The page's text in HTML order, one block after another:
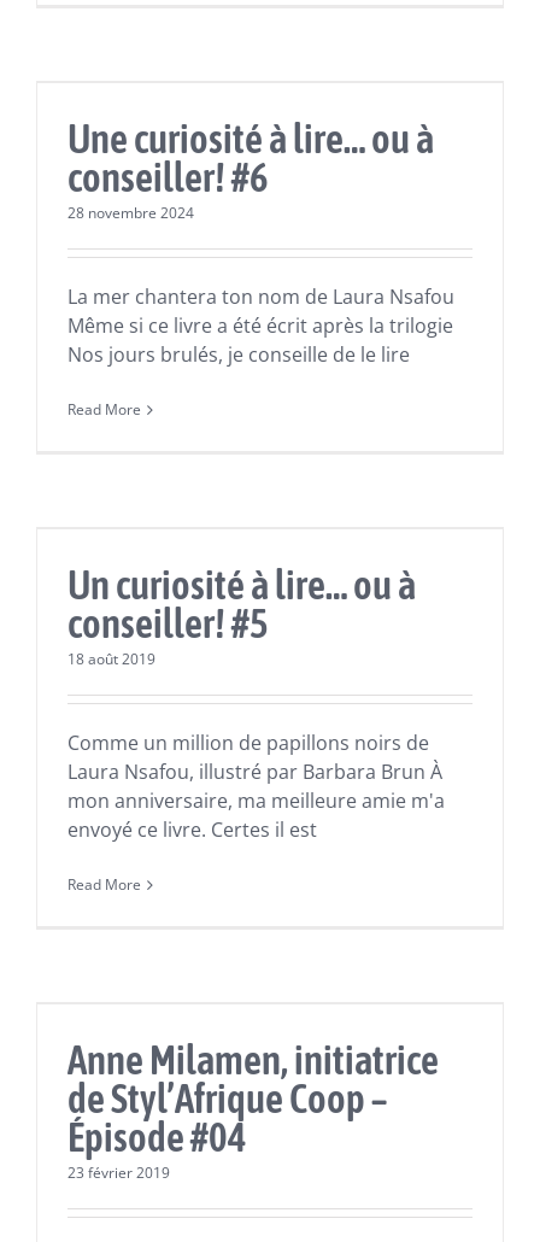
Une curiosité à lire… ou à
conseiller! #6
28 novembre 2024
La mer chantera ton nom de Laura Nsafou
Même si ce livre a été écrit après la trilogie
Nos jours brulés, je conseille de le lire
Read More
Un curiosité à lire… ou à
conseiller! #5
18 août 2019
Comme un million de papillons noirs de
Laura Nsafou, illustré par Barbara Brun À
mon anniversaire, ma meilleure amie m'a
envoyé ce livre. Certes il est
Read More
Anne Milamen, initiatrice
de Styl’Afrique Coop –
Épisode #04
23 février 2019